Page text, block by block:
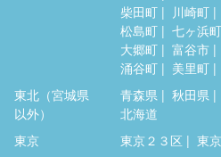
柴田町
川崎町
松島町
七ヶ浜町
大郷町
富谷市
涌谷町
美里町
東北（宮城県
以外）
青森県 秋田県
北海道
東京
東京２３区 東